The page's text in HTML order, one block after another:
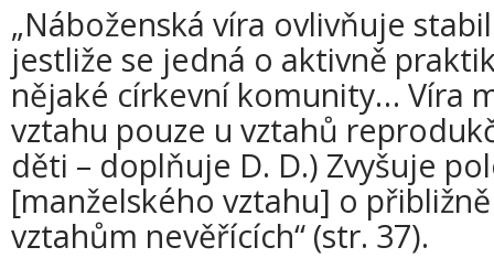
„Náboženská víra ovlivňuje
jestliže se jedná o aktivně
nějaké církevní komunity… Víra
vztahu pouze u vztahů
děti – doplňuje D. D.) Zvyšuje
[manželského vztahu] o
vztahům nevěřících“ (str. 37).